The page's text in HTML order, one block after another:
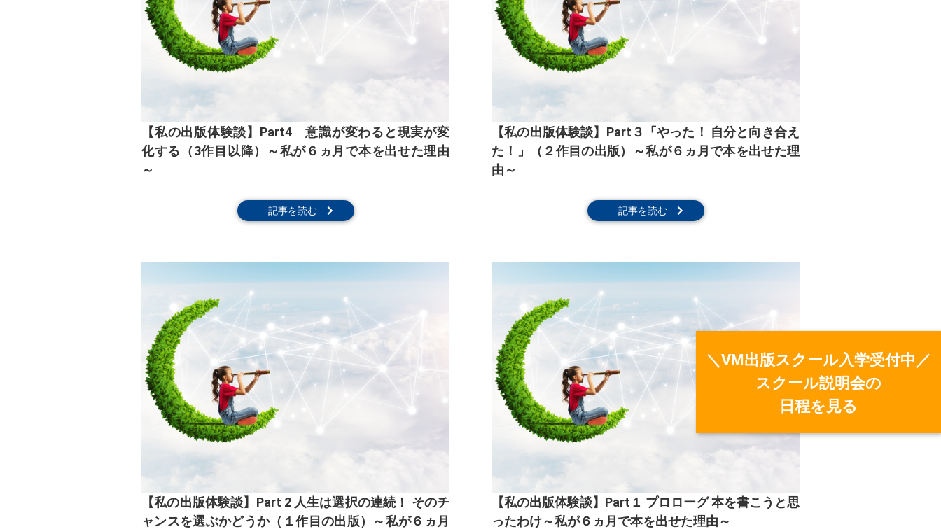
＼VM出版スクール入学受付中／
スクール説明会の
日程を見る
【私の出版体験談】Part4 意識が変わると現実が変
化する（3作目以降）～私が６ヵ月で本を出せた理由
～
記事を読む
【私の出版体験談】Part３「やった！ 自分と向き合え
た！」（２作目の出版）～私が６ヵ月で本を出せた理
由～
記事を読む
【私の出版体験談】Part 2 人生は選択の連続！ そのチ
ャンスを選ぶかどうか（１作目の出版）～私が６ヵ月
【私の出版体験談】Part１ プロローグ 本を書こうと思
ったわけ～私が６ヵ月で本を出せた理由～